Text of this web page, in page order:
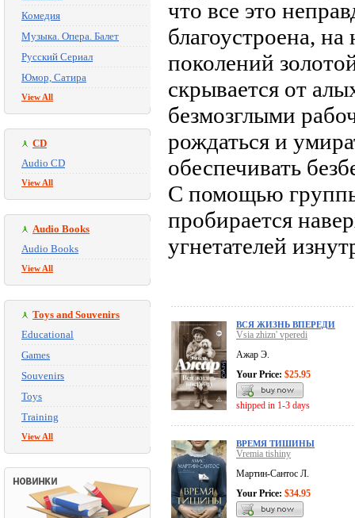
Комедия
Музыка. Опера. Балет
Русский Сериал
Юмор, Сатира
View All
CD
Audio CD
View All
Audio Books
Audio Books
View All
Toys and Souvenirs
Educational
Games
Souvenirs
Toys
Training
View All
что все это
благоустроена,
поколений
скрывается от
безмозглыми
рождаться и
обеспечивать
С помощью
пробирается
угнетателей
ВСЯ ЖИЗНЬ ВПЕРЕДИ
Vsia zhizn' vperedi
Ажар Э.
Your Price: $25.95
shipped in 1-3 days
ВРЕМЯ ТИШИНЫ
Vremia tishiny
Мартин-Сантос Л.
Your Price: $34.95